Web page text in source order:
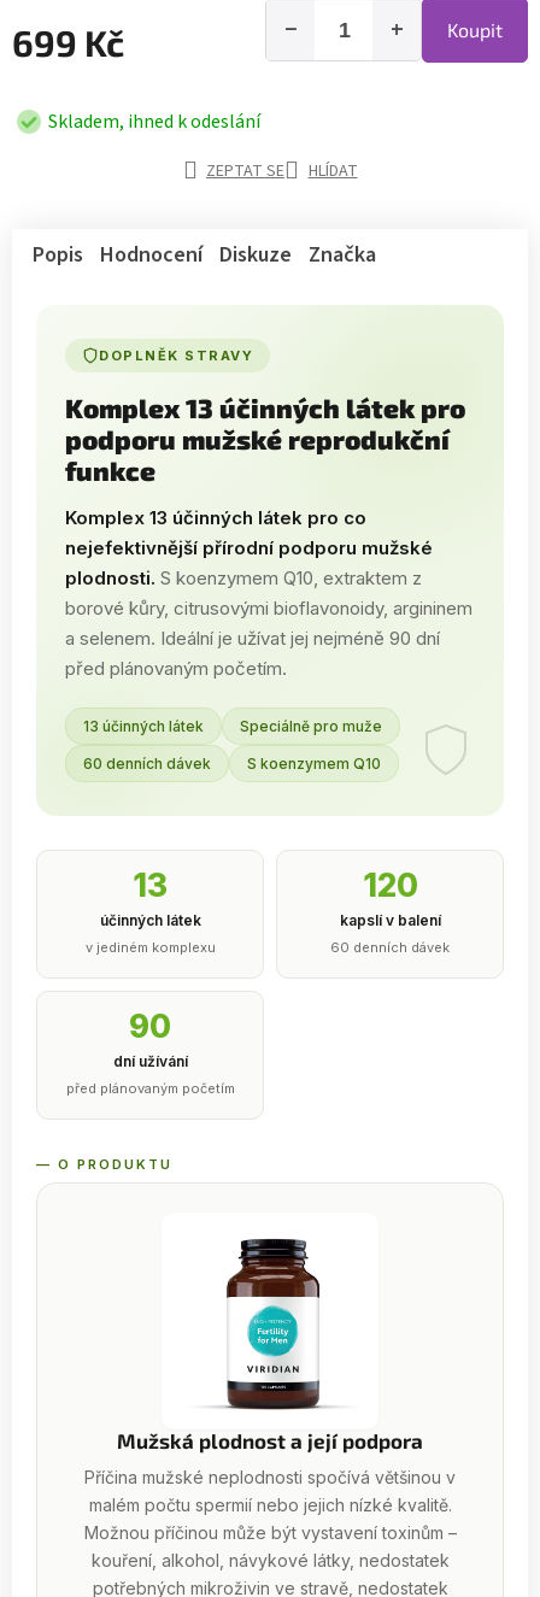
699 Kč +
− Koupit
Skladem, ihned k odeslání
ZEPTAT SE HLÍDAT
Popis Hodnocení Diskuze Značka
DOPLNĚK STRAVY
Komplex 13 účinných látek pro
podporu mužské reprodukční
funkce
Komplex 13 účinných látek pro co
nejefektivnější přírodní podporu mužské
plodnosti. S koenzymem Q10, extraktem z
borové kůry, citrusovými bioflavonoidy, argininem
a selenem. Ideální je užívat jej nejméně 90 dní
před plánovaným početím.
13 účinných látek Speciálně pro muže
60 denních dávek S koenzymem Q10
13
účinných látek
v jediném komplexu
120
kapslí v balení
60 denních dávek
90
dní užívání
před plánovaným početím
— O PRODUKTU
Mužská plodnost a její podpora
Příčina mužské neplodnosti spočívá většinou v
malém počtu spermií nebo jejich nízké kvalitě.
Možnou příčinou může být vystavení toxinům –
kouření, alkohol, návykové látky, nedostatek
potřebných mikroživin ve stravě, nedostatek